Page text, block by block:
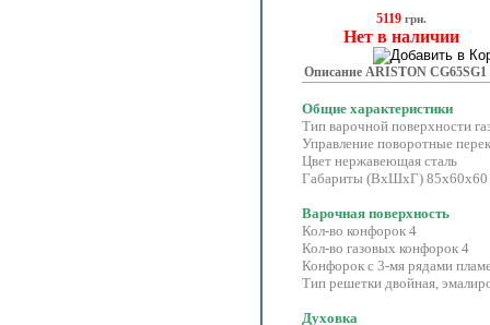
5119 грн.
Нет в наличии
Описание ARISTON
Общие характеристики
Тип варочной поверхности
Управление поворотные
Цвет нержавеющая сталь
Габариты (ВхШхГ) 85x60x60
Варочная поверхность
Кол-во конфорок 4
Кол-во газовых конфорок 4
Конфорок с 3-мя рядами
Тип решетки двойная,
Духовка